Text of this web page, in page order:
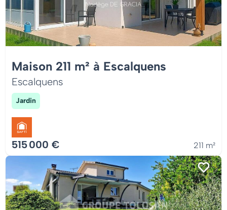
Maison 211 m² à Escalquens
Escalquens
Jardin
515 000 € 211 m²